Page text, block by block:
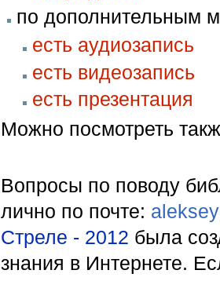
по дополнительным
есть аудиозапись
есть видеозапись
есть презентация
Можно посмотреть
Вопросы по поводу
лично по почте:
Стреле - 2012 была
знания в Интернете.